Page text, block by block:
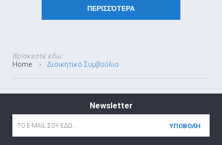
ΠΕΡΙΣΣΌΤΕΡΑ
Βρίσκεστε εδώ:
Home
Διοικητικό Συμβούλιο
Newsletter